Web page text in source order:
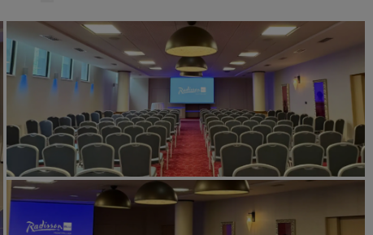
Destinations
Resorts
Appartements hôteliers
Hôtels d'aéroport
Nouveaux et futurs hôtels
Réunions et événements
Découvrez Radisson